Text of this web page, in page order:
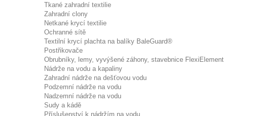
Tkané zahradní textilie
Zahradní clony
Netkané krycí textilie
Ochranné sítě
Textilní krycí plachta na balíky BaleGuard®
Postřikovače
Obrubníky, lemy, vyvýšené záhony, stavebnice FlexiElement
Nádrže na vodu a kapaliny
Zahradní nádrže na dešťovou vodu
Podzemní nádrže na vodu
Nadzemní nádrže na vodu
Sudy a kádě
Příslušenství k nádržím na vodu